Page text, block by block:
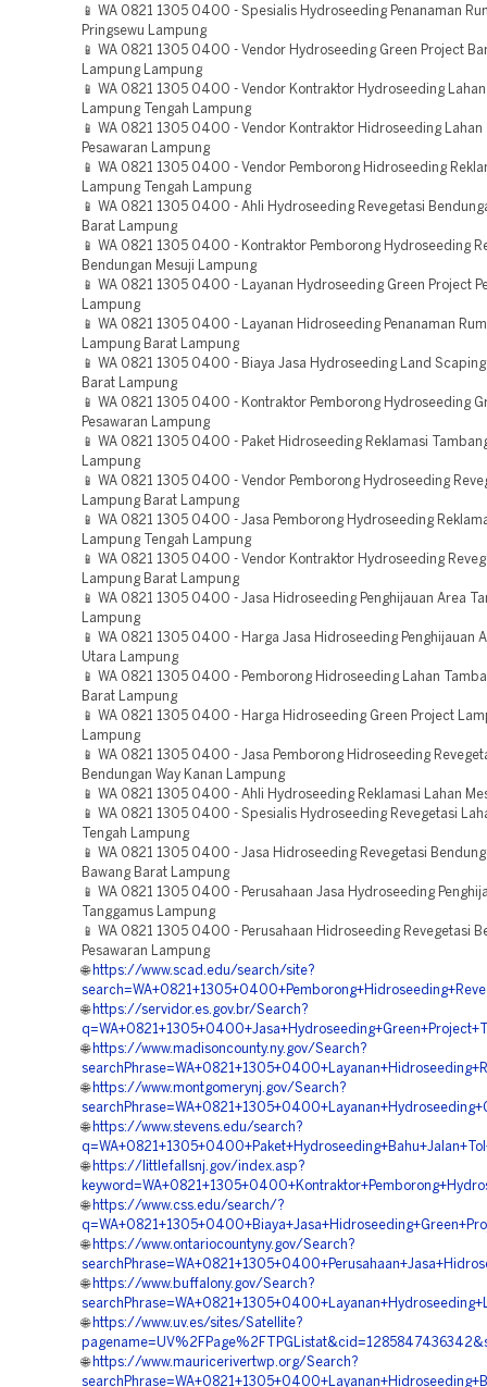
📱 WA 0821 1305 0400 - Spesialis Hydroseeding Penanaman
Pringsewu Lampung
📱 WA 0821 1305 0400 - Vendor Hydroseeding Green Project
Lampung Lampung
📱 WA 0821 1305 0400 - Vendor Kontraktor Hydroseeding
Lampung Tengah Lampung
📱 WA 0821 1305 0400 - Vendor Kontraktor Hidroseeding Lahan
Pesawaran Lampung
📱 WA 0821 1305 0400 - Vendor Pemborong Hidroseeding
Lampung Tengah Lampung
📱 WA 0821 1305 0400 - Ahli Hydroseeding Revegetasi
Barat Lampung
📱 WA 0821 1305 0400 - Kontraktor Pemborong Hydroseeding
Bendungan Mesuji Lampung
📱 WA 0821 1305 0400 - Layanan Hydroseeding Green Project
Lampung
📱 WA 0821 1305 0400 - Layanan Hidroseeding Penanaman
Lampung Barat Lampung
📱 WA 0821 1305 0400 - Biaya Jasa Hydroseeding Land Scaping
Barat Lampung
📱 WA 0821 1305 0400 - Kontraktor Pemborong Hydroseeding
Pesawaran Lampung
📱 WA 0821 1305 0400 - Paket Hidroseeding Reklamasi
Lampung
📱 WA 0821 1305 0400 - Vendor Pemborong Hydroseeding
Lampung Barat Lampung
📱 WA 0821 1305 0400 - Jasa Pemborong Hydroseeding
Lampung Tengah Lampung
📱 WA 0821 1305 0400 - Vendor Kontraktor Hydroseeding
Lampung Barat Lampung
📱 WA 0821 1305 0400 - Jasa Hidroseeding Penghijauan Area
Lampung
📱 WA 0821 1305 0400 - Harga Jasa Hidroseeding Penghijauan
Utara Lampung
📱 WA 0821 1305 0400 - Pemborong Hidroseeding Lahan
Barat Lampung
📱 WA 0821 1305 0400 - Harga Hidroseeding Green Project
Lampung
📱 WA 0821 1305 0400 - Jasa Pemborong Hidroseeding
Bendungan Way Kanan Lampung
📱 WA 0821 1305 0400 - Ahli Hydroseeding Reklamasi Lahan
📱 WA 0821 1305 0400 - Spesialis Hydroseeding Revegetasi
Tengah Lampung
📱 WA 0821 1305 0400 - Jasa Hidroseeding Revegetasi
Bawang Barat Lampung
📱 WA 0821 1305 0400 - Perusahaan Jasa Hydroseeding
Tanggamus Lampung
📱 WA 0821 1305 0400 - Perusahaan Hidroseeding Revegetasi
Pesawaran Lampung
🌐 https://www.scad.edu/search/site?
🌐 https://servidor.es.gov.br/Search?
🌐 https://www.madisoncounty.ny.gov/Search?
🌐 https://www.montgomerynj.gov/Search?
🌐 https://www.stevens.edu/search?
🌐 https://littlefallsnj.gov/index.asp?
🌐 https://www.css.edu/search/?
🌐 https://www.ontariocountyny.gov/Search?
🌐 https://www.buffalony.gov/Search?
🌐 https://www.uv.es/sites/Satellite?
🌐 https://www.mauricerivertwp.org/Search?